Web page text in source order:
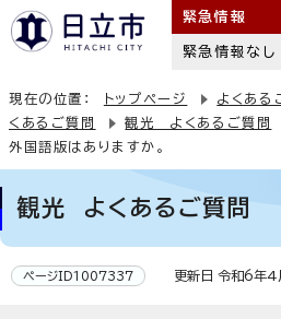
緊急情報
緊急情報なし
現在の位置： トップページ よくある
くあるご質問
観光 よくあるご質問
外国語版はありますか。
観光 よくあるご質問
ページID1007337 更新日 令和6年4